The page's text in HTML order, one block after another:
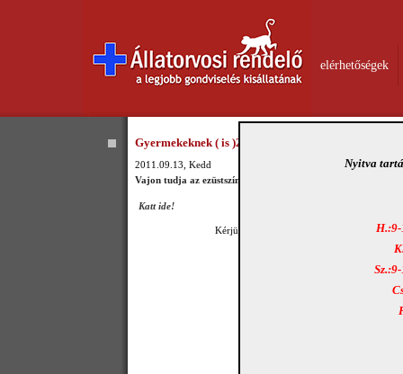
Nyitva
H.:9-
elérhetőségek
Gyermekeknek ( is )27._Dobozolás
2011.09.13, Kedd
Vajon tudja az ezüstszínű, hogy mit csinál?
Katt ide!
Kérjük, hogy ajánlja